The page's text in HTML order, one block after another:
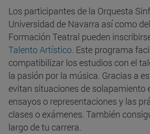
Los participantes de la Orquesta
Universidad de Navarra así como
Formación Teatral pueden
Talento Artístico. Este programa
compatibilizar los estudios con el
la pasión por la música. Gracias a
evitan situaciones de solapamiento
ensayos o representaciones y las
clases o exámenes. También
largo de tu carrera.